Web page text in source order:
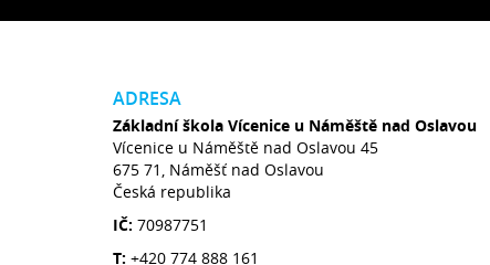
ADRESA
Základní škola Vícenice u Náměště nad Oslavou
Vícenice u Náměště nad Oslavou 45
675 71, Náměšť nad Oslavou
Česká republika
IČ: 70987751
T: +420 774 888 161